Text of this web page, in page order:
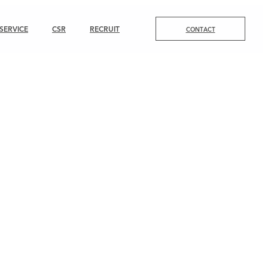
SERVICE CSR RECRUIT CONTACT